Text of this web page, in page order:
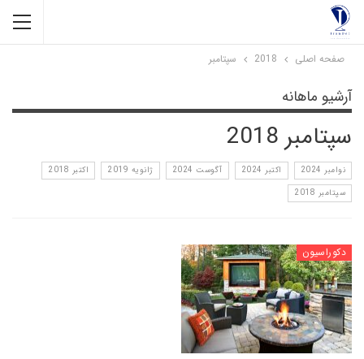
صفحه اصلی 2018 سپتامبر
آرشیو ماهانه
سپتامبر 2018
نوامبر 2024 اکتبر 2024 آگوست 2024 ژانویه 2019
اکتبر 2018
سپتامبر 2018
دکوراسیون